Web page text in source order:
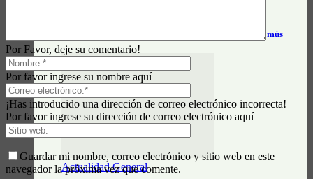
Horarios y tarifas del tren Alejandro Korn – Chascomús
Actualidad General
Por Favor, deje su comentario!
Por favor ingrese su nombre aquí
¡Has introducido una dirección de correo electrónico incorrecta!
Por favor ingrese su dirección de correo electrónico aquí
Guardar mi nombre, correo electrónico y sitio web en este
navegador la próxima vez que comente.